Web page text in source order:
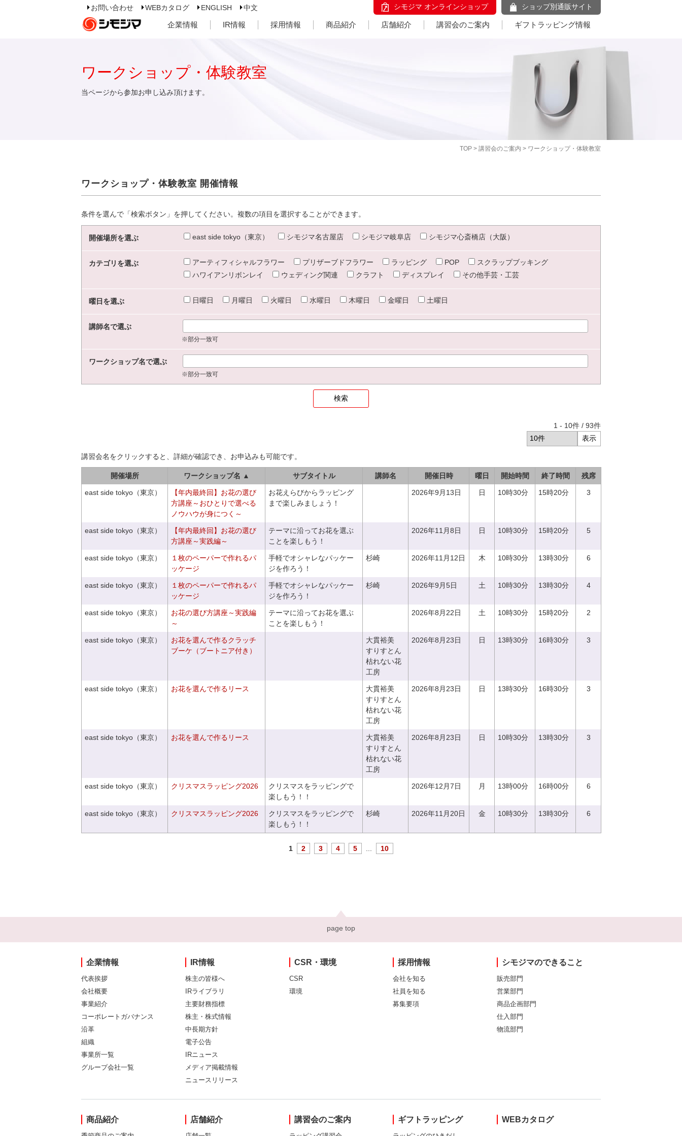
お問い合わせ WEBカタログ ENGLISH 中文 シモジマ オンラインショップ ショップ別通販サイト
企業情報 IR情報 採用情報 商品紹介 店舗紹介 講習会のご案内 ギフトラッピング情報
TOP > 講習会のご案内 > ワークショップ・体験教室
ワークショップ・体験教室
当ページから参加お申し込み頂けます。
ワークショップ・体験教室 開催情報
条件を選んで「検索ボタン」を押してください。複数の項目を選択することができます。
開催場所を選ぶ east side tokyo（東京） シモジマ名古屋店 シモジマ岐阜店 シモジマ心斎橋店（大阪）
カテゴリを選ぶ アーティフィシャルフラワー プリザーブドフラワー ラッピング POP
スクラップブッキング
ハワイアンリボンレイ
ウェディング関連 クラフト ディスプレイ その他手芸・工芸
曜日を選ぶ 日曜日 月曜日 火曜日 水曜日 木曜日 金曜日 土曜日
講師名で選ぶ
※部分一致可
ワークショップ名で選ぶ
※部分一致可
1 - 10件 / 93件
講習会名をクリックすると、詳細が確認でき、お申込みも可能です。
開催場所 ワークショップ名 ▲ サブタイトル 講師名 開催日時 曜日 開始時間 終了時間 残席
east side tokyo（東京）
【年内最終回】お花の選び
方講座～おひとりで選べる
ノウハウが身につく～
お花えらびからラッピング
まで楽しみましょう！
2026年9月13日 日 10時30分 15時20分 3
east side tokyo（東京）
【年内最終回】お花の選び
方講座～実践編～
テーマに沿ってお花を選ぶ
ことを楽しもう！
2026年11月8日 日 10時30分 15時20分 5
east side tokyo（東京）
１枚のペーパーで作れるパ
ッケージ
手軽でオシャレなパッケー
ジを作ろう！
杉崎 2026年11月12日 木 10時30分 13時30分 6
east side tokyo（東京）
１枚のペーパーで作れるパ
ッケージ
手軽でオシャレなパッケー
ジを作ろう！
杉崎 2026年9月5日 土 10時30分 13時30分 4
east side tokyo（東京）
お花の選び方講座～実践編
～
テーマに沿ってお花を選ぶ
ことを楽しもう！
2026年8月22日 土 10時30分 15時20分 2
east side tokyo（東京）
お花を選んで作るクラッチ
ブーケ（ブートニア付き）
大貫裕美
すりすとん
枯れない花
工房
2026年8月23日 日 13時30分 16時30分 3
east side tokyo（東京） お花を選んで作るリース
大貫裕美
すりすとん
枯れない花
工房
2026年8月23日 日 13時30分 16時30分 3
east side tokyo（東京） お花を選んで作るリース
大貫裕美
すりすとん
枯れない花
工房
2026年8月23日 日 10時30分 13時30分 3
east side tokyo（東京） クリスマスラッピング2026
クリスマスをラッピングで
楽しもう！！
2026年12月7日 月 13時00分 16時00分 6
east side tokyo（東京） クリスマスラッピング2026
クリスマスをラッピングで
楽しもう！！
杉崎 2026年11月20日 金 10時30分 13時30分 6
1 2 3 4 5 10
page top
企業情報
代表挨拶
会社概要
事業紹介
コーポレートガバナンス
沿革
組織
事業所一覧
グループ会社一覧
IR情報
株主の皆様へ
IRライブラリ
主要財務指標
株主・株式情報
中長期方針
電子公告
IRニュース
メディア掲載情報
ニュースリリース
CSR・環境
CSR
環境
採用情報
会社を知る
社員を知る
募集要項
シモジマのできること
販売部門
営業部門
商品企画部門
仕入部門
物流部門
商品紹介 店舗紹介 講習会のご案内 ギフトラッピング WEBカタログ